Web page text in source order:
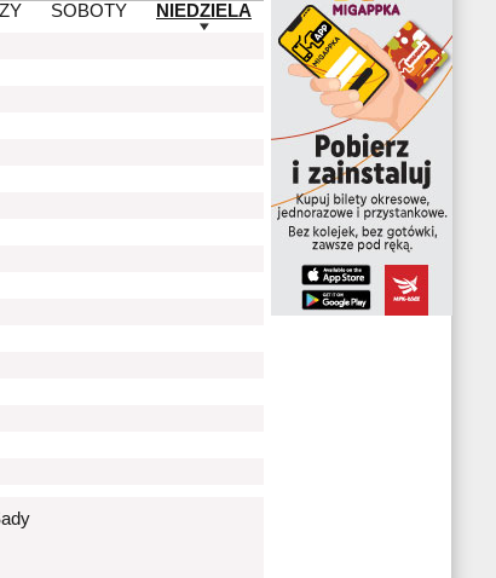
SOBOTY
NIEDZIELA